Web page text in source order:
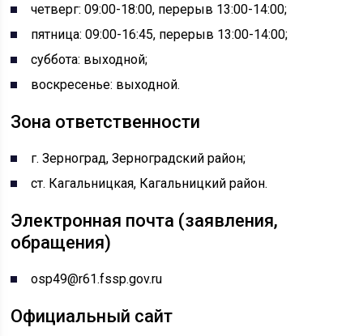
четверг: 09:00-18:00, перерыв 13:00-14:00;
пятница: 09:00-16:45, перерыв 13:00-14:00;
суббота: выходной;
воскресенье: выходной.
Зона ответственности
г. Зерноград, Зерноградский район;
ст. Кагальницкая, Кагальницкий район.
Электронная почта (заявления,
обращения)
osp49@r61.fssp.gov.ru
Официальный сайт